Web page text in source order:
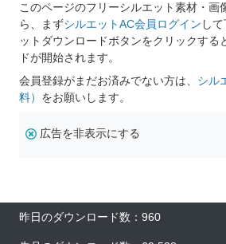
このページのフリーシルエット素材・画
ら、まずシルエットAC会員ログイン し
ットダウンロードボタンをクリックする
ドが開始されます。
会員登録がまだお済みでない方は、 シル
料） をお願いします。
広告を非表示にする
昨日のダウンロード数：960